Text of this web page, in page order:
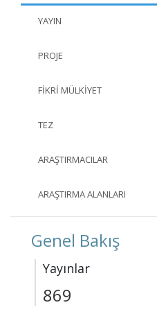
YAYIN
PROJE
FIKRI MÜLKIYET
TEZ
ARAŞTIRMACILAR
ARAŞTIRMA ALANLARI
Genel Bakış
Yayınlar
869